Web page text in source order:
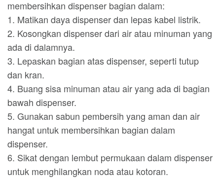
membersihkan dispenser bagian dalam:
1. Matikan daya dispenser dan lepas kabel listrik.
2. Kosongkan dispenser dari air atau minuman yang
ada di dalamnya.
3. Lepaskan bagian atas dispenser, seperti tutup
dan kran.
4. Buang sisa minuman atau air yang ada di bagian
bawah dispenser.
5. Gunakan sabun pembersih yang aman dan air
hangat untuk membersihkan bagian dalam
dispenser.
6. Sikat dengan lembut permukaan dalam dispenser
untuk menghilangkan noda atau kotoran.